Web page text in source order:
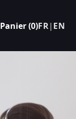
Panier (0)FR|EN